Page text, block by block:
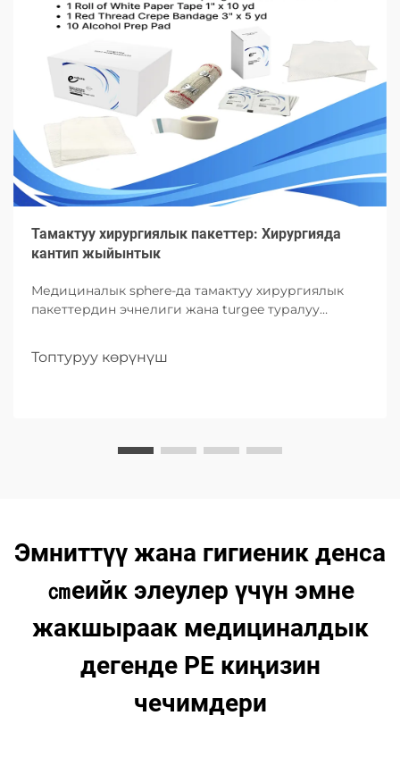
Тамактуу хирургиялык пакеттер: Хирургияда
кантип жыйынтык
Медициналык sphere-да тамактуу хирургиялык
пакеттердин эчнелиги жана turgee туралуу
окуңуз.
Топтуруу көрүнүш
Эмниттүү жана гигиеник денса
㎝еийк элеулер үчүн эмне
жакшыраак медициналдык
дегенде PE киңизин
чечимдери